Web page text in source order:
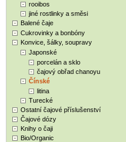
rooibos
jiné rostlinky a směsi
Balené čaje
Cukrovinky a bonbóny
Konvice, šálky, soupravy
Japonské
porcelán a sklo
čajový obřad chanoyu
Čínské
litina
Turecké
Ostatní čajové příslušenství
Čajové dózy
Knihy o čaji
Bio/Organic